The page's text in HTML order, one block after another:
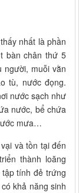
nhất là phần
bàn chân thứ 5
người, muỗi vằn
tù, nước đọng.
nước sạch như
nước, bể chứa
mưa…
và tồn tại đến
thành loăng
tính đẻ trứng
khả năng sinh